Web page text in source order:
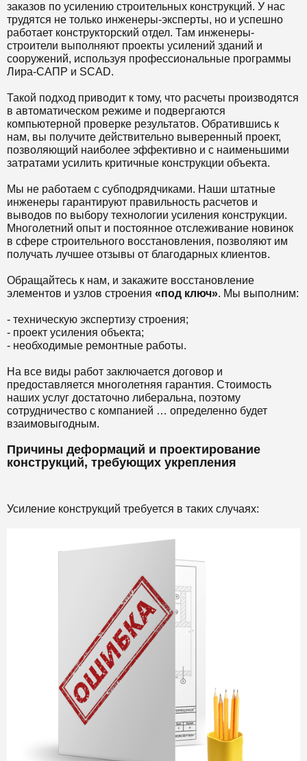
заказов по усилению строительных конструкций. У нас
трудятся не только инженеры-эксперты, но и успешно
работает конструкторский отдел. Там инженеры-
строители выполняют проекты усилений зданий и
сооружений, используя профессиональные программы
Лира-САПР и SCAD.
Такой подход приводит к тому, что расчеты производятся
в автоматическом режиме и подвергаются
компьютерной проверке результатов. Обратившись к
нам, вы получите действительно выверенный проект,
позволяющий наиболее эффективно и с наименьшими
затратами усилить критичные конструкции объекта.
Мы не работаем с субподрядчиками. Наши штатные
инженеры гарантируют правильность расчетов и
выводов по выбору технологии усиления конструкции.
Многолетний опыт и постоянное отслеживание новинок
в сфере строительного восстановления, позволяют им
получать лучшее отзывы от благодарных клиентов.
Обращайтесь к нам, и закажите восстановление
элементов и узлов строения «под ключ». Мы выполним:
- техническую экспертизу строения;
- проект усиления объекта;
- необходимые ремонтные работы.
На все виды работ заключается договор и
предоставляется многолетняя гарантия. Стоимость
наших услуг достаточно либеральна, поэтому
сотрудничество с компанией … определенно будет
взаимовыгодным.
Причины деформаций и проектирование
конструкций, требующих укрепления
Усиление конструкций требуется в таких случаях: